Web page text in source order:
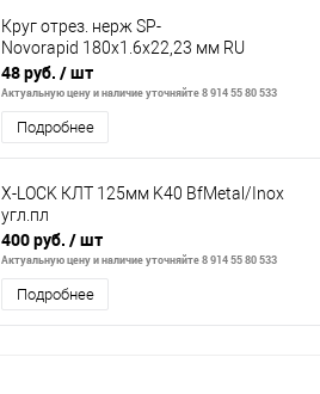
Круг отрез. нерж SP-
Novorapid 180x1.6x22,23 мм RU
48 руб. / шт
Актуальную цену и наличие уточняйте 8 914 55 80 533
Подробнее
X-LOCK КЛТ 125мм K40 BfMetal/Inox
угл.пл
400 руб. / шт
Актуальную цену и наличие уточняйте 8 914 55 80 533
Подробнее